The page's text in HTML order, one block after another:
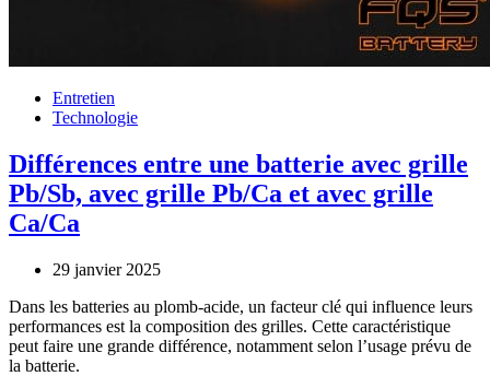
Entretien
Technologie
Différences entre une batterie avec grille
Pb/Sb, avec grille Pb/Ca et avec grille
Ca/Ca
29 janvier 2025
Dans les batteries au plomb-acide, un facteur clé qui influence leurs
performances est la composition des grilles. Cette caractéristique
peut faire une grande différence, notamment selon l’usage prévu de
la batterie.